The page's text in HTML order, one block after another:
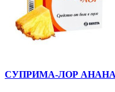
СУПРИМА-ЛОР